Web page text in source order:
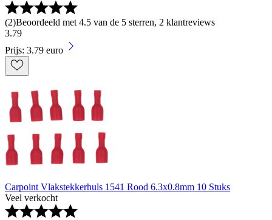
(2)Beoordeeld met 4.5 van de 5 sterren, 2 klantreviews
3.79
Prijs: 3.79 euro
Carpoint Vlakstekkerhuls 1541 Rood 6.3x0.8mm 10 Stuks
Veel verkocht